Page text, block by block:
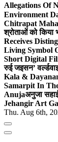
Allegations Of
Environment
Chitrapat
श्रोताओं को किया
Receives
Living Symbol
Short Digital
रुई जइसन’
Kala &
Samarpit In
Anujaअनुजा
Jehangir Art
Thu. Aug 6th,